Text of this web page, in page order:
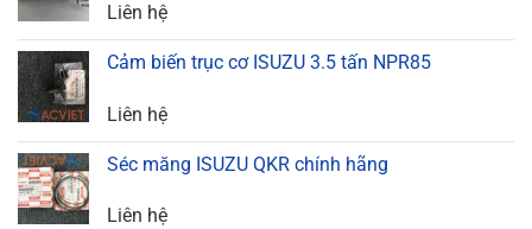
Liên hệ
Cảm biến trục cơ ISUZU 3.5 tấn NPR85
Liên hệ
Séc măng ISUZU QKR chính hãng
Liên hệ